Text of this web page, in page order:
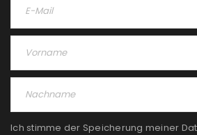
Ich stimme der Speicherung meiner